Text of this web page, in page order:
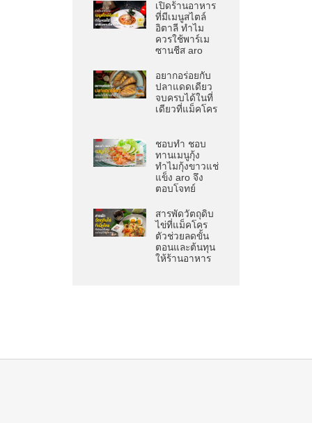
เปิดร้านอาหาร
ที่มีเมนูสไตล์
อิตาลี ทำไม
ควรใช้พาร์เม
ซานชีส aro
อยากอร่อยกับ
ปลาแดดเดียว
จบครบได้ในที่
เดียวที่แม็คโคร
ชอบทำ ชอบ
ทานเมนูกุ้ง
ทำไมกุ้งขาวแช่
แข็ง aro จึง
ตอบโจทย์
สารพัดวัตถุดิบ
ไข่ที่แม็คโคร
ตัวช่วยลดขั้น
ตอนและต้นทุน
ให้ร้านอาหาร